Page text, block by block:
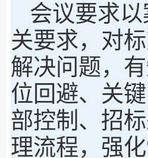
会议要求
关要求，对
解决问题，
位回避、关
部控制、招
理流程，强